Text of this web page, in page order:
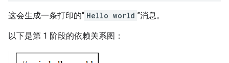
这会生成一条打印的“ Hello world ”消息。
以下是第 1 阶段的依赖关系图：